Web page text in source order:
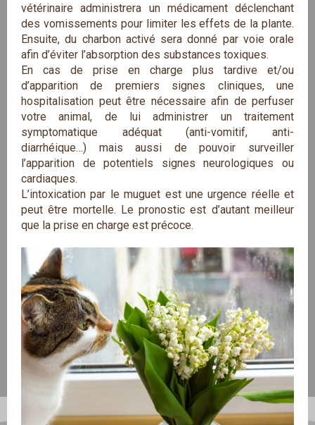
vétérinaire administrera un médicament déclenchant
des vomissements pour limiter les effets de la plante.
Ensuite, du charbon activé sera donné par voie orale
afin d’éviter l’absorption des substances toxiques.
En cas de prise en charge plus tardive et/ou
d’apparition de premiers signes cliniques, une
hospitalisation peut être nécessaire afin de perfuser
votre animal, de lui administrer un traitement
symptomatique adéquat (anti-vomitif, anti-
diarrhéique…) mais aussi de pouvoir surveiller
l’apparition de potentiels signes neurologiques ou
cardiaques.
L’intoxication par le muguet est une urgence réelle et
peut être mortelle. Le pronostic est d’autant meilleur
que la prise en charge est précoce.